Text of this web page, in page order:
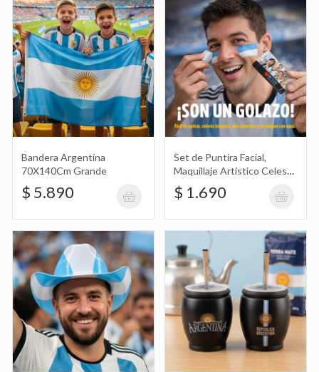
Artístico Celeste y Blanco en Blister
Soy Tu Fan Vamos Argentina
$ 1.690
Sombrero de Vaquero de Plástico con
Diseño de Argentina
$ 1.190
Vuelco Diseño de Argentina
$ 8.490
Set de Latas Alta y Baja Redondas con
Diseño de Argentina
$ 8.990
Bandera Argentina
70X140Cm Grande
$ 5.890
Set de Puntira Facial,
Maquillaje Artístico Celeste
y Blanco en Blister Soy Tu
Fan Vamos Argentina
$ 1.690